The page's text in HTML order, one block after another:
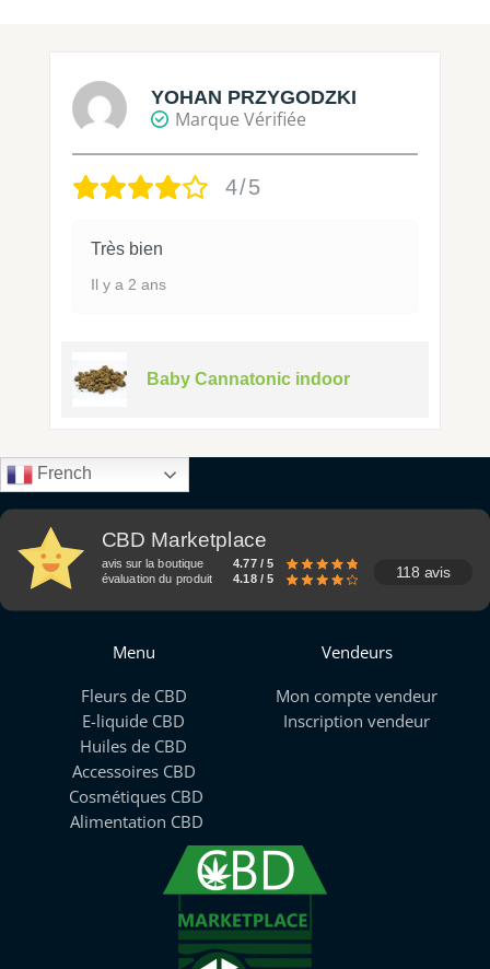
YOHAN PRZYGODZKI
Marque Vérifiée
4/5
Très bien
Il y a 2 ans
Baby Cannatonic indoor
French
CBD Marketplace
avis sur la boutique
4.77 / 5
évaluation du produit
4.18 / 5 118 avis
Menu
Fleurs de CBD
E-liquide CBD
Huiles de CBD
Accessoires CBD
Cosmétiques CBD
Alimentation CBD
Vendeurs
Mon compte vendeur
Inscription vendeur